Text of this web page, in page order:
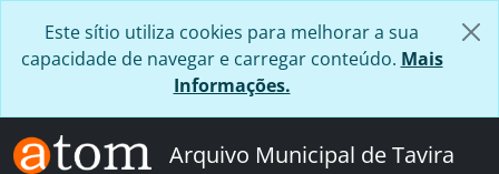
Este sítio utiliza cookies para melhorar a sua
capacidade de navegar e carregar conteúdo. Mais
Informações.
Arquivo Municipal de Tavira